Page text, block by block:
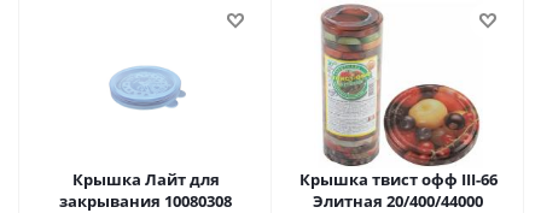
Крышка Лайт для
закрывания 10080308
Крышка твист офф III-66
Элитная 20/400/44000